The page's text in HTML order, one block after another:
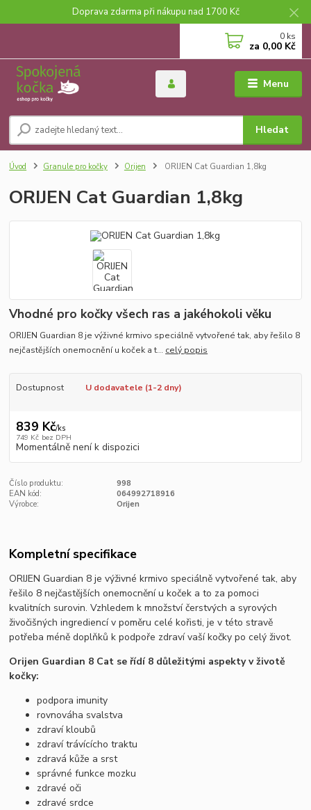
Doprava zdarma při nákupu nad 1700 Kč
Menu
Hledat
0 ks
za 0,00 Kč
Úvod Granule pro kočky Orijen ORIJEN Cat Guardian 1,8kg
ORIJEN Cat Guardian 1,8kg
Vhodné pro kočky všech ras a jakéhokoli věku
ORIJEN Guardian 8 je výživné krmivo speciálně vytvořené tak, aby řešilo 8
nejčastějších onemocnění u koček a t... celý popis
Dostupnost U dodavatele (1-2 dny)
839 Kč/ks
749 Kč bez DPH
Momentálně není k dispozici
Číslo produktu:
998
EAN kód:
064992718916
Výrobce:
Orijen
Kompletní specifikace
ORIJEN Guardian 8 je výživné krmivo speciálně vytvořené tak, aby
řešilo 8 nejčastějších onemocnění u koček a to za pomoci
kvalitních surovin. Vzhledem k množství čerstvých a syrových
živočišných ingrediencí v poměru celé kořisti, je v této stravě
potřeba méně doplňků k podpoře zdraví vaší kočky po celý život.
Orijen Guardian 8 Cat se řídí 8 důležitými aspekty v životě
kočky:
podpora imunity
rovnováha svalstva
zdraví kloubů
zdraví trávícícho traktu
zdravá kůže a srst
správné funkce mozku
zdravé oči
zdravé srdce